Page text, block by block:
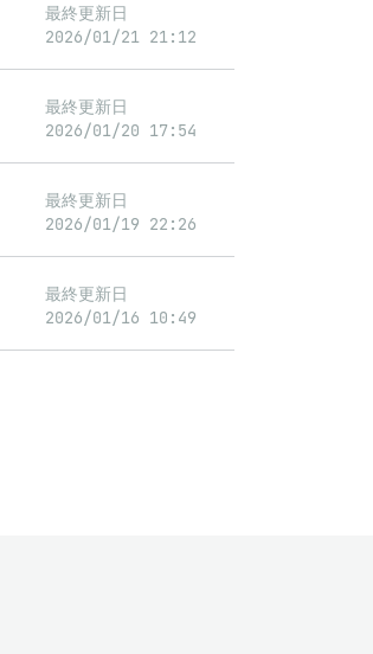
最終更新日
2026/01/21 21:12
最終更新日
2026/01/20 17:54
最終更新日
2026/01/19 22:26
最終更新日
2026/01/16 10:49